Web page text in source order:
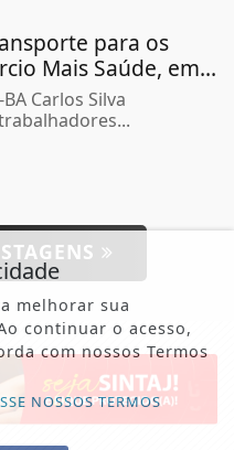
para os
Mais Saúde, em...
Carlos Silva
melhorar sua
continuar o acesso,
com nossos Termos
NOSSOS TERMOS